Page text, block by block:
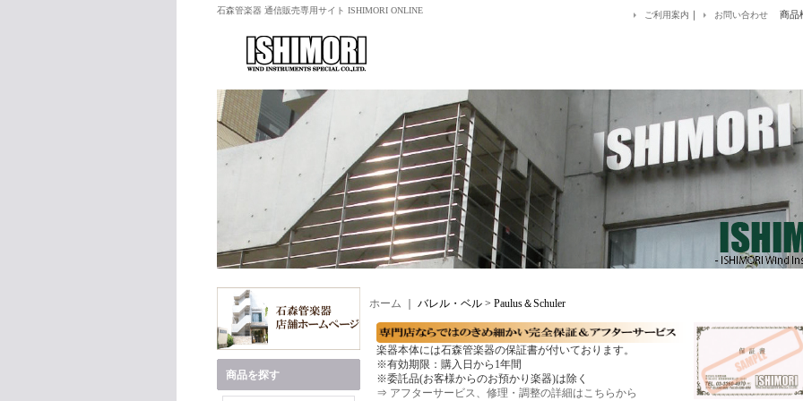
石森管楽器 通信販売専用サイト ISHIMORI ONLINE ご利用案内 ｜ お問い合わせ 商品
商品を探す
ホーム バレル・ベル > Paulus＆Schuler
楽器本体には石森管楽器の保証書が付いております。
※有効期限：購入日から1年間
※委託品(お客様からのお預かり楽器)は除く
⇒ アフターサービス、修理・調整の詳細はこちらから